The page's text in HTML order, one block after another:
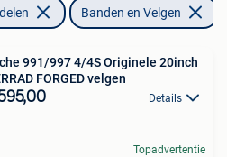
Banden en Velgen
991/997 4/4S Originele 20inch
FORGED velgen
Details
Topadvertentie